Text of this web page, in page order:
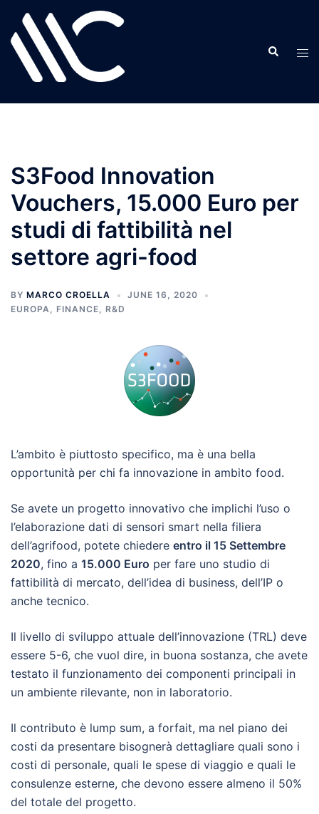
content
S3Food Innovation
Vouchers, 15.000 Euro per
studi di fattibilità nel
settore agri-food
BY MARCO CROELLA
JUNE 16, 2020
EUROPA, FINANCE, R&D
L’ambito è piuttosto specifico, ma è una bella
opportunità per chi fa innovazione in ambito food.
Se avete un progetto innovativo che implichi l’uso o
l’elaborazione dati di sensori smart nella filiera
dell’agrifood, potete chiedere entro il 15 Settembre
2020, fino a 15.000 Euro per fare uno studio di
fattibilità di mercato, dell’idea di business, dell’IP o
anche tecnico.
Il livello di sviluppo attuale dell’innovazione (TRL) deve
essere 5-6, che vuol dire, in buona sostanza, che avete
testato il funzionamento dei componenti principali in
un ambiente rilevante, non in laboratorio.
Il contributo è lump sum, a forfait, ma nel piano dei
costi da presentare bisognerà dettagliare quali sono i
costi di personale, quali le spese di viaggio e quali le
consulenze esterne, che devono essere almeno il 50%
del totale del progetto.